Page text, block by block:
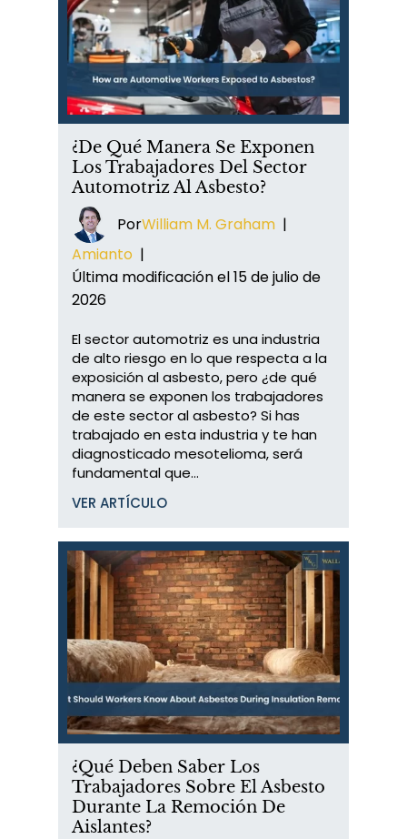
¿De Qué Manera Se Exponen
Los Trabajadores Del Sector
Automotriz Al Asbesto?
PorWilliam M. Graham |
Amianto |
Última modificación el 15 de julio de
2026
El sector automotriz es una industria
de alto riesgo en lo que respecta a la
exposición al asbesto, pero ¿de qué
manera se exponen los trabajadores
de este sector al asbesto? Si has
trabajado en esta industria y te han
diagnosticado mesotelioma, será
fundamental que...
VER ARTÍCULO
¿Qué Deben Saber Los
Trabajadores Sobre El Asbesto
Durante La Remoción De
Aislantes?